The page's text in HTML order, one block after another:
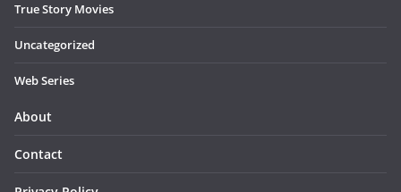
True Story Movies
Uncategorized
Web Series
About
Contact